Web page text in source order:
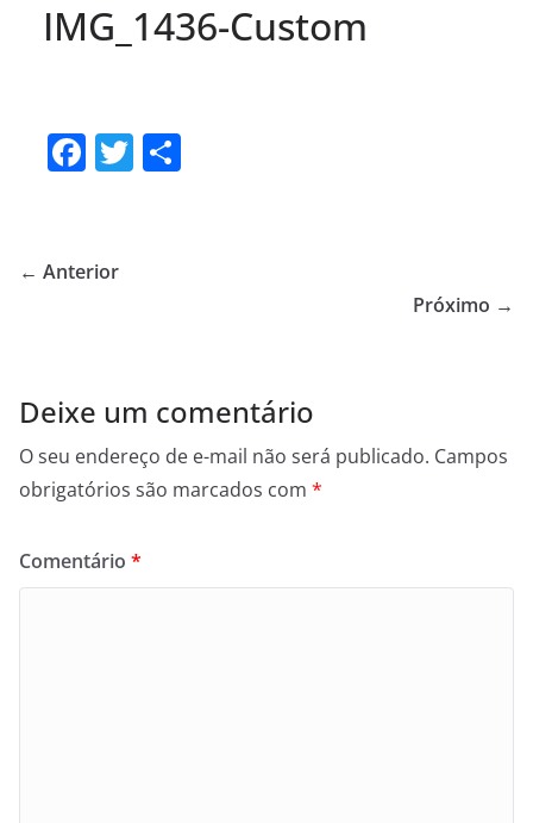
IMG_1436-Custom
F
e
k
T
← Anterior
Próximo →
Deixe um comentário
O seu endereço de e-mail não será publicado. Campos
obrigatórios são marcados com *
Comentário *